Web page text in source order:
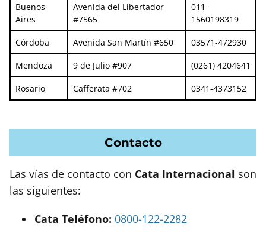
Buenos
Aires
Avenida del Libertador
#7565
011-
1560198319
Córdoba Avenida San Martín #650 03571-472930
Mendoza 9 de Julio #907 (0261) 4204641
Rosario Cafferata #702 0341-4373152
Contacto
Las vías de contacto con Cata Internacional son
las siguientes:
Cata Teléfono: 0800-122-2282